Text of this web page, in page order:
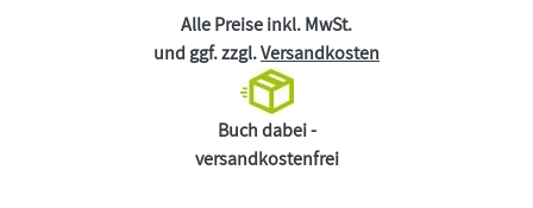
Alle Preise inkl. MwSt.
und ggf. zzgl.Versandkosten
Buch dabei -
versandkostenfrei